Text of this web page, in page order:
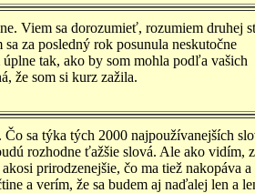
Viem sa dorozumieť, rozumiem druhej
za posledný rok posunula neskutočne
tak, ako by som mohla podľa vašich
že som si kurz zažila.
sa týka tých 2000 najpoužívanejších
rozhodne ťažšie slová. Ale ako vidím,
prirodzenejšie, čo ma tiež nakopáva a
a verím, že sa budem aj naďalej len a